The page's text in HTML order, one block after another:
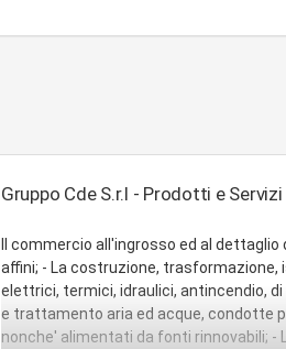
Gruppo Cde S.r.l - Prodotti e Servizi
Il commercio all'ingrosso ed al
affini; - La costruzione,
elettrici, termici, idraulici, antincendio,
e trattamento aria ed acque, condotte
nonche' alimentati da fonti rinnovabili;